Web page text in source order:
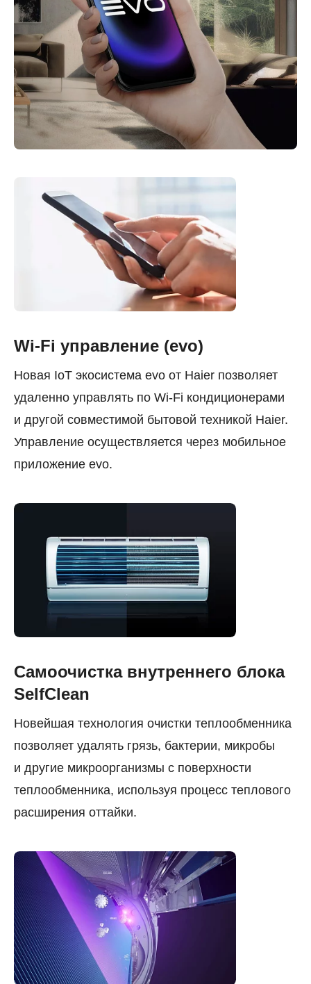
Wi-Fi управление (evo)
Новая IoT экосистема evo от Haier позволяет
удаленно управлять по Wi-Fi кондиционерами
и другой совместимой бытовой техникой Haier.
Управление осуществляется через мобильное
приложение evo.
Самоочистка внутреннего блока
SelfClean
Новейшая технология очистки теплообменника
позволяет удалять грязь, бактерии, микробы
и другие микроорганизмы c поверхности
теплообменника, используя процесс теплового
расширения оттайки.